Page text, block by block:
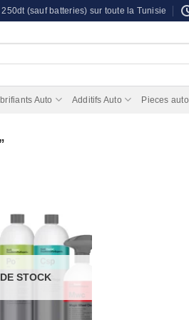
(sauf batteries) sur toute la Tunisie
Auto Additifs Auto Pieces auto
STOCK